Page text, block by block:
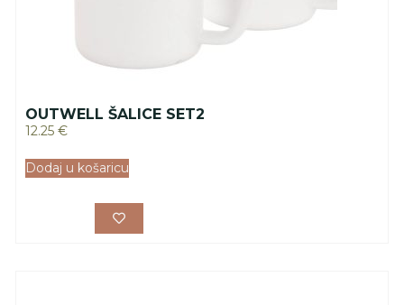
OUTWELL ŠALICE SET2
12.25 €
Dodaj u košaricu